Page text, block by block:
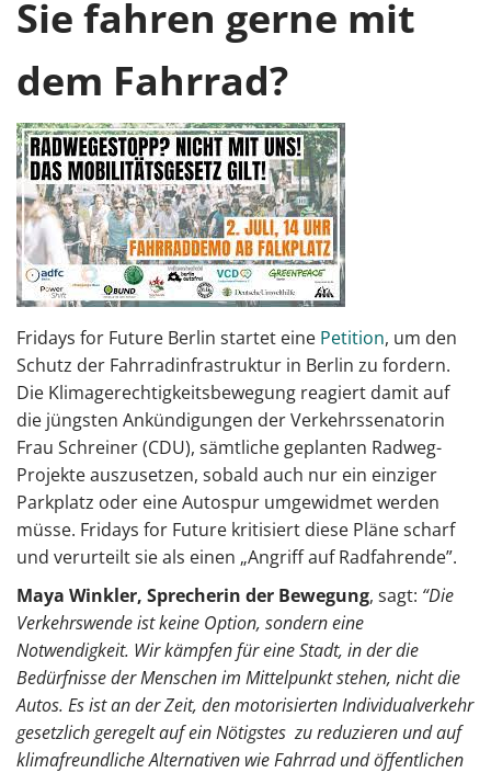
Sie fahren gerne mit
dem Fahrrad?
Fridays for Future Berlin startet eine Petition, um den
Schutz der Fahrradinfrastruktur in Berlin zu fordern.
Die Klimagerechtigkeitsbewegung reagiert damit auf
die jüngsten Ankündigungen der Verkehrssenatorin
Frau Schreiner (CDU), sämtliche geplanten Radweg-
Projekte auszusetzen, sobald auch nur ein einziger
Parkplatz oder eine Autospur umgewidmet werden
müsse. Fridays for Future kritisiert diese Pläne scharf
und verurteilt sie als einen „Angriff auf Radfahrende”.
Maya Winkler, Sprecherin der Bewegung, sagt: “Die
Verkehrswende ist keine Option, sondern eine
Notwendigkeit. Wir kämpfen für eine Stadt, in der die
Bedürfnisse der Menschen im Mittelpunkt stehen, nicht die
Autos. Es ist an der Zeit, den motorisierten Individualverkehr
gesetzlich geregelt auf ein Nötigstes zu reduzieren und auf
klimafreundliche Alternativen wie Fahrrad und öffentlichen